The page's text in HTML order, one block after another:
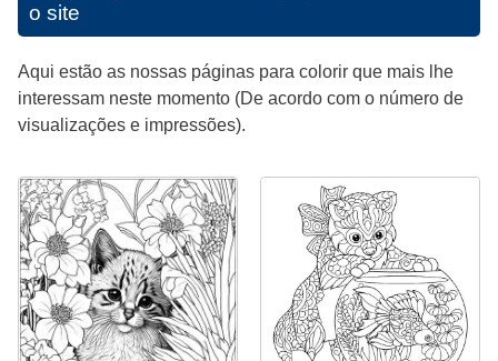
o site
Aqui estão as nossas páginas para colorir que mais lhe
interessam neste momento (De acordo com o número de
visualizações e impressões).